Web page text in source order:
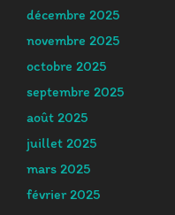
décembre 2025
novembre 2025
octobre 2025
septembre 2025
août 2025
juillet 2025
mars 2025
février 2025